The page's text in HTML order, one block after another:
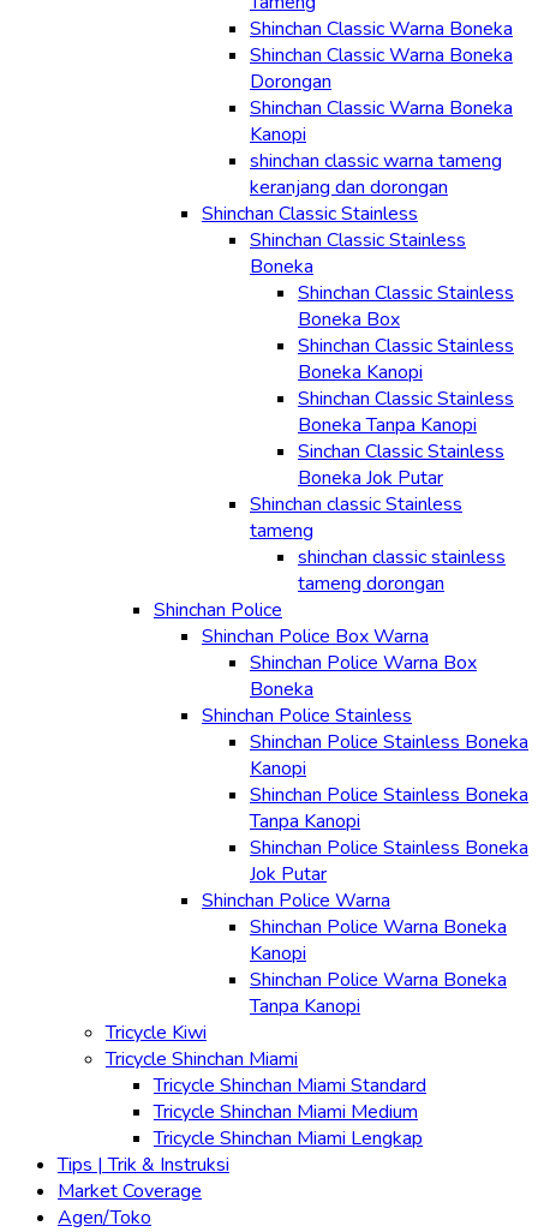
Shinchan Classic Warna Boneka
Shinchan Classic Warna Boneka
Dorongan
Shinchan Classic Warna Boneka
Kanopi
shinchan classic warna tameng
keranjang dan dorongan
Shinchan Classic Stainless
Shinchan Classic Stainless
Boneka
Shinchan Classic Stainless
Boneka Box
Shinchan Classic Stainless
Boneka Kanopi
Shinchan Classic Stainless
Boneka Tanpa Kanopi
Sinchan Classic Stainless
Boneka Jok Putar
Shinchan classic Stainless
tameng
shinchan classic stainless
tameng dorongan
Shinchan Police
Shinchan Police Box Warna
Shinchan Police Warna Box
Boneka
Shinchan Police Stainless
Shinchan Police Stainless Boneka
Kanopi
Shinchan Police Stainless Boneka
Tanpa Kanopi
Shinchan Police Stainless Boneka
Jok Putar
Shinchan Police Warna
Shinchan Police Warna Boneka
Kanopi
Shinchan Police Warna Boneka
Tanpa Kanopi
Tricycle Kiwi
Tricycle Shinchan Miami
Tricycle Shinchan Miami Standard
Tricycle Shinchan Miami Medium
Tricycle Shinchan Miami Lengkap
Tips | Trik & Instruksi
Market Coverage
Agen/Toko